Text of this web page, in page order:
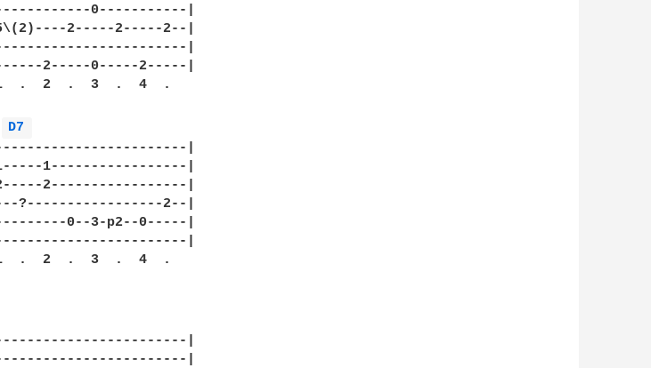
0-----------|
2-----2-----2--|
|
2-----0-----2-----|
.  2  .  3  .  4  .
D7
|
1-----------------|
2-----------------|
?-----------------2--|
0--3-p2--0-----|
|
.  2  .  3  .  4  .
|
|